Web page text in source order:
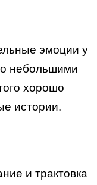
эмоции у
небольшими
хорошо
истории.
и трактовка